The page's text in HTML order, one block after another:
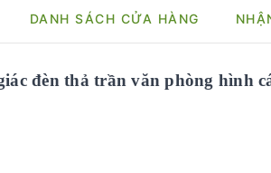
DANH SÁCH CỬA HÀNG
đèn thả trần văn phòng hình